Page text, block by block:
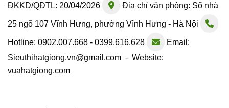
ĐKKD/QĐTL: 20/04/2026
Địa chỉ văn phòng: Số nhà
25 ngõ 107 Vĩnh Hưng, phường Vĩnh Hưng - Hà Nội
Hotline: 0902.007.668 - 0399.616.628
Email:
Sieuthihatgiong.vn@gmail.com - Website:
vuahatgiong.com